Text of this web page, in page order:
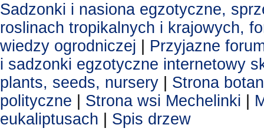
Sadzonki i nasiona egzotyczne,
roslinach tropikalnych i krajowych,
wiedzy ogrodniczej
Przyjazne
i sadzonki egzotyczne internetowy
plants, seeds, nursery
Strona
polityczne
Strona wsi Mechelinki
eukaliptusach
Spis drzew